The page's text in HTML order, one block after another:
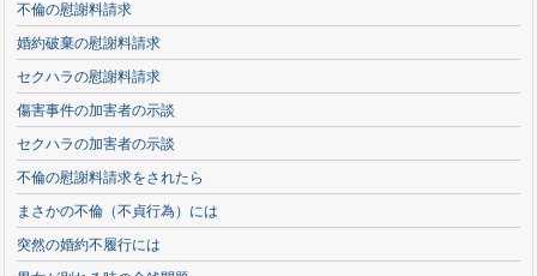
不倫の慰謝料請求
婚約破棄の慰謝料請求
セクハラの慰謝料請求
傷害事件の加害者の示談
セクハラの加害者の示談
不倫の慰謝料請求をされたら
まさかの不倫（不貞行為）には
突然の婚約不履行には